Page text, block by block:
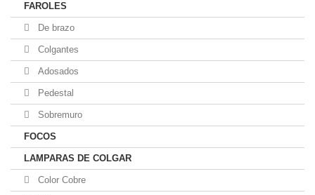
FAROLES
De brazo
Colgantes
Adosados
Pedestal
Sobremuro
FOCOS
LAMPARAS DE COLGAR
Color Cobre